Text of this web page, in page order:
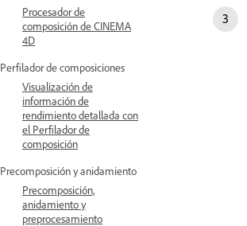
Procesador de
composición de CINEMA
4D
Perfilador de composiciones
Visualización de
información de
rendimiento detallada con
el Perfilador de
composición
Precomposición y anidamiento
Precomposición,
anidamiento y
preprocesamiento